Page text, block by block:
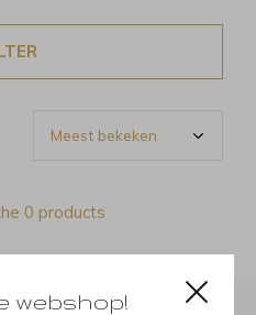
webshop!
0 products